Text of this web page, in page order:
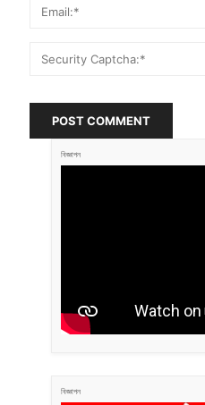
POST COMMENT
বিজ্ঞাপন
বিজ্ঞাপন